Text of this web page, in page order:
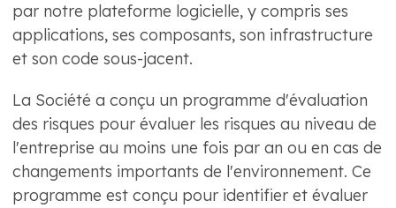
par notre plateforme logicielle, y compris ses
applications, ses composants, son infrastructure
et son code sous-jacent.
La Société a conçu un programme d'évaluation
des risques pour évaluer les risques au niveau de
l'entreprise au moins une fois par an ou en cas de
changements importants de l'environnement. Ce
programme est conçu pour identifier et évaluer